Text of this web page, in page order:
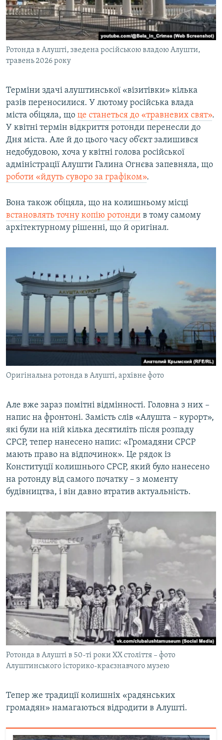
Ротонда в Алушті, зведена російською владою Алушти,
травень 2026 року
Терміни здачі алуштинської «візитівки» кілька
разів переносилися. У лютому російська влада
міста обіцяла, що це станеться до «травневих свят».
У квітні термін відкриття ротонди перенесли до
Дня міста. Але й до цього часу об’єкт залишився
недобудовою, хоча у квітні голова російської
адміністрації Алушти Галина Огнєва запевняла, що
роботи «йдуть суворо за графіком».
Вона також обіцяла, що на колишньому місці
встановлять точну копію ротонди в тому самому
архітектурному рішенні, що й оригінал.
Оригінальна ротонда в Алушті, архівне фото
Але вже зараз помітні відмінності. Головна з них –
напис на фронтоні. Замість слів «Алушта – курорт»,
які були на ній кілька десятиліть після розпаду
СРСР, тепер нанесено напис: «Громадяни СРСР
мають право на відпочинок». Це рядок із
Конституції колишнього СРСР, який було нанесено
на ротонду від самого початку – з моменту
будівництва, і він давно втратив актуальність.
Ротонда в Алушті в 50-ті роки XX століття – фото
Алуштинського історико-краєзнавчого музею
Тепер же традиції колишніх «радянських
громадян» намагаються відродити в Алушті.